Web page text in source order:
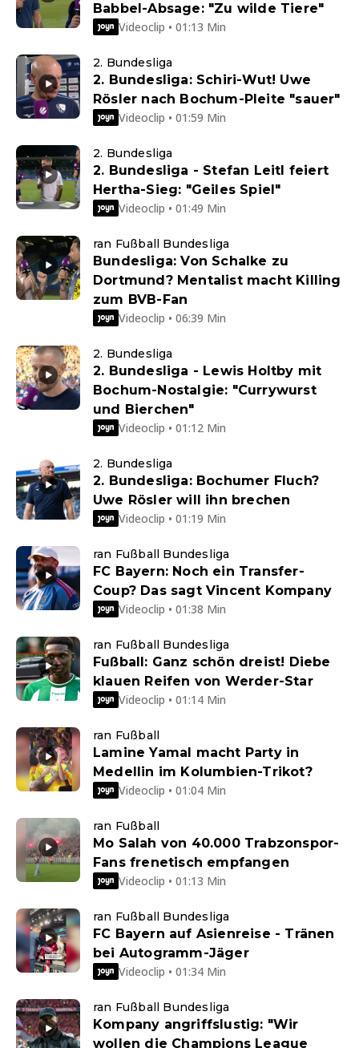
Babbel-Absage: "Zu wilde Tiere"
Videoclip • 01:13 Min
2. Bundesliga
2. Bundesliga: Schiri-Wut! Uwe
Rösler nach Bochum-Pleite "sauer"
Videoclip • 01:59 Min
2. Bundesliga
2. Bundesliga - Stefan Leitl feiert
Hertha-Sieg: "Geiles Spiel"
Videoclip • 01:49 Min
ran Fußball Bundesliga
Bundesliga: Von Schalke zu
Dortmund? Mentalist macht Killing
zum BVB-Fan
Videoclip • 06:39 Min
2. Bundesliga
2. Bundesliga - Lewis Holtby mit
Bochum-Nostalgie: "Currywurst
und Bierchen"
Videoclip • 01:12 Min
2. Bundesliga
2. Bundesliga: Bochumer Fluch?
Uwe Rösler will ihn brechen
Videoclip • 01:19 Min
ran Fußball Bundesliga
FC Bayern: Noch ein Transfer-
Coup? Das sagt Vincent Kompany
Videoclip • 01:38 Min
ran Fußball Bundesliga
Fußball: Ganz schön dreist! Diebe
klauen Reifen von Werder-Star
Videoclip • 01:14 Min
ran Fußball
Lamine Yamal macht Party in
Medellin im Kolumbien-Trikot?
Videoclip • 01:04 Min
ran Fußball
Mo Salah von 40.000 Trabzonspor-
Fans frenetisch empfangen
Videoclip • 01:13 Min
ran Fußball Bundesliga
FC Bayern auf Asienreise - Tränen
bei Autogramm-Jäger
Videoclip • 01:34 Min
ran Fußball Bundesliga
Kompany angriffslustig: "Wir
wollen die Champions League